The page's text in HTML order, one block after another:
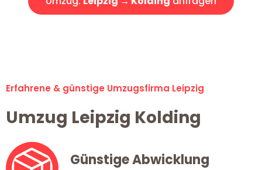
Erfahrene & günstige Umzugsfirma Leipzig
Umzug Leipzig Kolding
Günstige Abwicklung